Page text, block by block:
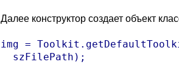
Далее конструктор создает объект
img =
  szFilePath);